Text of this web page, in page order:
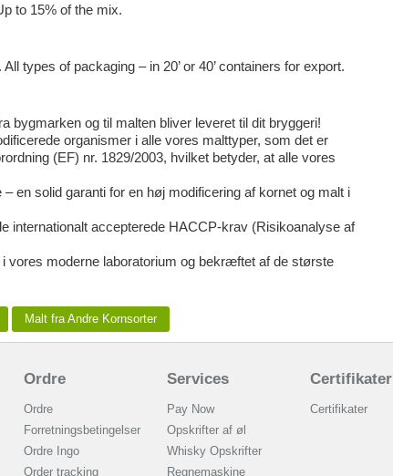
to 15% of the mix.
types of packaging – in 20’ or 40’ containers for export.
bygmarken og til malten bliver leveret til dit bryggeri!
organismer i alle vores malttyper, som det er
(EF) nr. 1829/2003, hvilket betyder, at alle vores
en solid garanti for en høj modificering af kornet og malt i
internationalt accepterede HACCP-krav (Risikoanalyse af
vores moderne laboratorium og bekræftet af de største
Malt fra Andre Kornsorter
Ordre
Ordre
Forretningsbetingelser
Ordre Ingo
Order tracking
Services
Pay Now
Opskrifter af øl
Whisky Opskrifter
Regnemaskine
Certifikater
Certifikater